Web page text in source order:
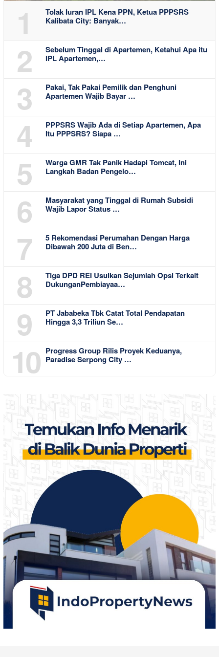
1
Tolak Iuran IPL Kena PPN, Ketua PPPSRS
Kalibata City: Banyak…
2
Sebelum Tinggal di Apartemen, Ketahui Apa itu
IPL Apartemen,…
3
Pakai, Tak Pakai Pemilik dan Penghuni
Apartemen Wajib Bayar …
4
PPPSRS Wajib Ada di Setiap Apartemen, Apa
Itu PPPSRS? Siapa …
5
Warga GMR Tak Panik Hadapi Tomcat, Ini
Langkah Badan Pengelo…
6
Masyarakat yang Tinggal di Rumah Subsidi
Wajib Lapor Status …
7
5 Rekomendasi Perumahan Dengan Harga
Dibawah 200 Juta di Ben…
8
Tiga DPD REI Usulkan Sejumlah Opsi Terkait
DukunganPembiayaa…
9
PT Jababeka Tbk Catat Total Pendapatan
Hingga 3,3 Triliun Se…
10
Progress Group Rilis Proyek Keduanya,
Paradise Serpong City …